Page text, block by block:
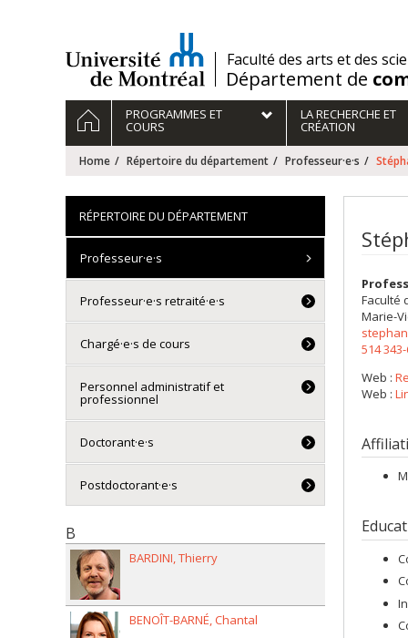
/Faculté des arts et des
Département de
Navigation
principale
HOMEPROGRAMMES ET
COURS
LA RECHERCHE ET
CRÉATION
Home Répertoire du département Professeur·e·s
Faculté
Marie-
514
Web :
Web :
RÉPERTOIRE DU DÉPARTEMENT
Professeur·e·s
Professeur·e·s retraité·e·s
Chargé·e·s de cours
Personnel administratif et
professionnel
Doctorant·e·s
Postdoctorant·e·s
B
BARDINI Thierry
BENOÎT-BARNÉ Chantal